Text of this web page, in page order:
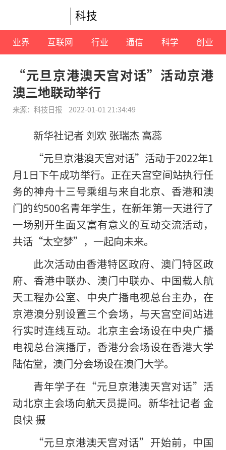
科技
业界 互联网 行业 通信 科学 创业
“元旦京港澳天宫对话”活动京港
澳三地联动举行
来源：科技日报 2022-01-01 21:34:49
新华社记者 刘欢 张瑞杰 高蕊
“元旦京港澳天宫对话”活动于2022年1
月1日下午成功举行。正在天宫空间站执行任
务的神舟十三号乘组与来自北京、香港和澳
门的约500名青年学生，在新年第一天进行了
一场别开生面又富有意义的互动交流活动，
共话“太空梦”，一起向未来。
此次活动由香港特区政府、澳门特区政
府、香港中联办、澳门中联办、中国载人航
天工程办公室、中央广播电视总台主办，在
京港澳分别设置三个会场，与天宫空间站进
行实时连线互动。北京主会场设在中央广播
电视总台演播厅，香港分会场设在香港大学
陆佑堂，澳门分会场设在澳门大学。
青年学子在“元旦京港澳天宫对话”活
动北京主会场向航天员提问。新华社记者 金
良快 摄
“元旦京港澳天宫对话”开始前，中国